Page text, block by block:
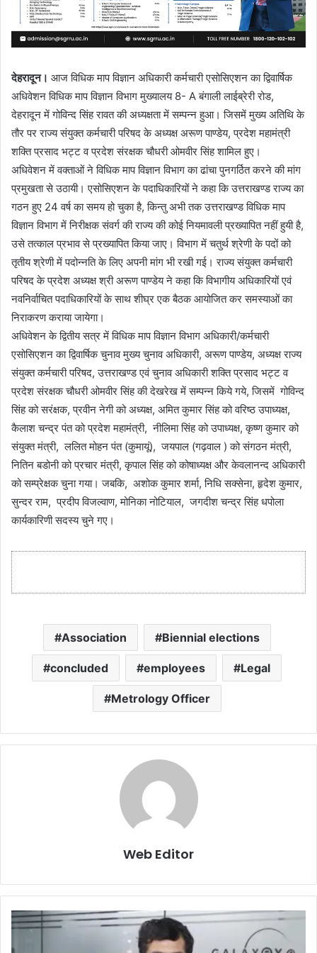
देहरादून। आज विधिक माप विज्ञान अधिकारी कर्मचारी एसोसिएशन का द्विवार्षिक
अधिवेशन विधिक माप विज्ञान विभाग मुख्यालय 8- A बंगाली लाईब्रेरी रोड,
देहरादून में गोविन्द सिंह रावत की अध्यक्षता में सम्पन्न हुआ। जिसमें मुख्य अतिथि के
तौर पर राज्य संयुक्त कर्मचारी परिषद के अध्यक्ष अरूण पाण्डेय, प्रदेश महामंत्री
शक्ति प्रसाद भट्ट व प्रदेश संरक्षक चौधरी ओमवीर सिंह शामिल हुए।
अधिवेशन में वक्ताओं ने विधिक माप विज्ञान विभाग का ढांचा पुनगर्ठित करने की मांग
प्रमुखता से उठायी। एसोसिएशन के पदाधिकारियों ने कहा कि उत्तराखण्ड राज्य का
गठन हुए 24 वर्ष का समय हो चुका है, किन्तु अभी तक उत्तराखण्ड विधिक माप
विज्ञान विभाग में निरीक्षक संवर्ग की राज्य की कोई नियमावली प्रख्यापित नहीं हुयी है,
उसे तत्काल प्रभाव से प्रख्यापित किया जाए। विभाग में चतुर्थ श्रेणी के पदों को
तृतीय श्रेणी में पदोन्नति के लिए अपनी मांग भी रखी गई। राज्य संयुक्त कर्मचारी
परिषद के प्रदेश अध्यक्ष श्री अरूण पाण्डेय ने कहा कि विभागीय अधिकारियों एवं
नवनिर्वाचित पदाधिकारियों के साथ शीघ्र एक बैठक आयोजित कर समस्याओं का
निराकरण कराया जायेगा।
अधिवेशन के द्वितीय सत्र में विधिक माप विज्ञान विभाग अधिकारी/कर्मचारी
एसोसिएशन का द्विवार्षिक चुनाव मुख्य चुनाव अधिकारी, अरूण पाण्डेय, अध्यक्ष राज्य
संयुक्त कर्मचारी परिषद, उत्तराखण्ड एवं चुनाव अधिकारी शक्ति प्रसाद भट्ट व
प्रदेश संरक्षक चौधरी ओमवीर सिंह की देखरेख में सम्पन्न किये गये, जिसमें गोविन्द
सिंह को सरंक्षक, प्रवीन नेगी को अध्यक्ष, अमित कुमार सिंह को वरिष्ठ उपाध्यक्ष,
कैलाश चन्द्र पंत को प्रदेश महामंत्री, नीलिमा सिंह को उपाध्यक्ष, कृष्ण कुमार को
संयुक्त मंत्री, ललित मोहन पंत (कुमायूं), जयपाल (गढ़वाल ) को संगठन मंत्री,
नितिन बडोनी को प्रचार मंत्री, कृपाल सिंह को कोषाध्यक्ष और केवलानन्द अधिकारी
को सम्प्रेक्षक चुना गया। जबकि, अशोक कुमार शर्मा, निधि सक्सेना, हृदेश कुमार,
सुन्दर राम, प्रदीप विजल्वाण, मोनिका नोटियाल, जगदीश चन्द्र सिंह धपोला
कार्यकारिणी सदस्य चुने गए।
Association Biennial elections
concluded employees Legal
Metrology Officer
Web Editor